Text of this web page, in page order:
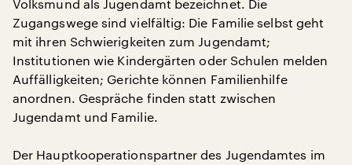
Volksmund als Jugendamt bezeichnet. Die
Zugangswege sind vielfältig: Die Familie selbst geht
mit ihren Schwierigkeiten zum Jugendamt;
Institutionen wie Kindergärten oder Schulen melden
Auffälligkeiten; Gerichte können Familienhilfe
anordnen. Gespräche finden statt zwischen
Jugendamt und Familie.
Der Hauptkooperationspartner des Jugendamtes im